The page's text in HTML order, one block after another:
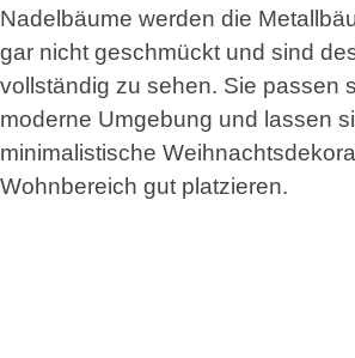
Nadelbäume werden die
gar nicht geschmückt und sind
vollständig zu sehen. Sie passen
moderne Umgebung und lassen
minimalistische
Wohnbereich gut platzieren.